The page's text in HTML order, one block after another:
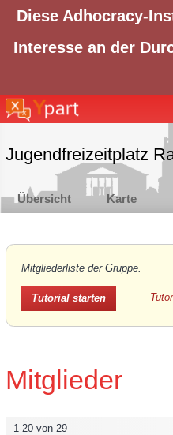
Diese Adhocracy-
Interesse an der
Jugendfreizeitplatz
Übersicht Karte
Mitgliederliste der Gruppe.
Tutorial starten
Mitglieder
1-20 von 29